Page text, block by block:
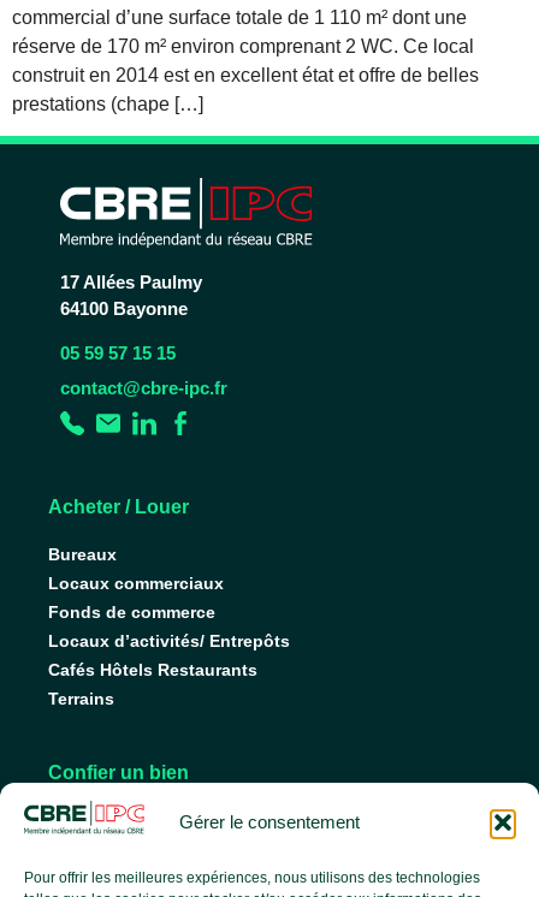
Gérer le consentement
Pour offrir les meilleures expériences, nous utilisons des technologies
commercial d’une surface totale de 1 110 m² dont une
réserve de 170 m² environ comprenant 2 WC. Ce local
construit en 2014 est en excellent état et offre de belles
prestations (chape […]
17 Allées Paulmy
64100 Bayonne
05 59 57 15 15
contact@cbre-ipc.fr
Acheter / Louer
Bureaux
Locaux commerciaux
Fonds de commerce
Locaux d’activités/ Entrepôts
Cafés Hôtels Restaurants
Terrains
Confier un bien
Nos conseils pour vendre
Faire gérer son bien